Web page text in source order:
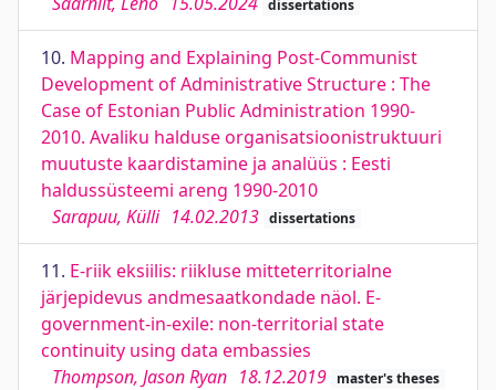
dissertations
10. Mapping and Explaining Post-Communist
Development of Administrative Structure : The
Case of Estonian Public Administration 1990-
2010. Avaliku halduse organisatsioonistruktuuri
muutuste kaardistamine ja analüüs : Eesti
haldussüsteemi areng 1990-2010
Sarapuu, Külli 14.02.2013 dissertations
11. E-riik eksiilis: riikluse mitteterritorialne
järjepidevus andmesaatkondade näol. E-
government-in-exile: non-territorial state
continuity using data embassies
Thompson, Jason Ryan 18.12.2019 master's theses